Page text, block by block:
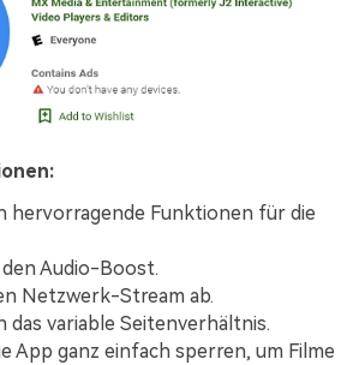
hervorragende Funktionen für die
Audio-Boost.
Netzwerk-Stream ab.
das variable Seitenverhältnis.
App ganz einfach sperren, um Filme